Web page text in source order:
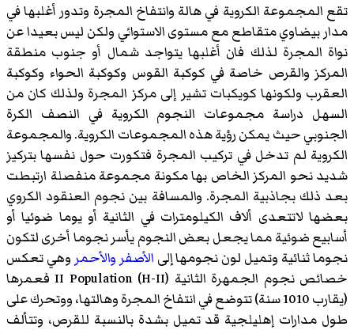
تقع المجموعة الكروية في هالة وانتفاخ المجرة وتدور أغلبها في
مدار بيضاوي متقاطع مع مستوى الاستوائي ولكن ليس بعيدا عن
نواة المجرة لذلك فان أغلبها يتواجد شمال أو جنوب منطقة
المركز والقرص خاصة في كوكبة القوس وكوكبة الحواء وكوكبة
العقرب ولكونها كويكبات تشير إلى مركز المجرة ولذلك كان من
السهل دراسة مجموعات النجوم الكروية في النصف الكرة
الجنوبي حيث يمكن رؤية هذه المجموعات الكروية. والمجموعة
الكروية لم تدخل في تركيب المجرة فتكورت حول نفسها بتركيز
شديد نحو المركز الخاص بها مكونة مجموعة منفصلة ارتبطت
بعد ذلك بجاذبية المجرة. والمسافة بين نجوم العنقود الكروي
بعضها لاتتعدى ألاف الكيلومترات في الثانية أو يوما ضوئيا أو
أسابيع ضوئية مما يجعل بعض النجوم يأسر نجوما أخرى لتكون
نجوما ثنائية وتميل لون نجومها إلى الأصفر والأحمر وهي تعكس
خصائص نجوم الجمهرة الثانية II Population (H-II) فعمرها
(يقارب 1010 سنة) تتوضع في انتفاخ المجرة وهالتها، ووتحرك على
طول مدارات إهليلجية قد تميل بشدة بالنسبة للقرص، وتتألف